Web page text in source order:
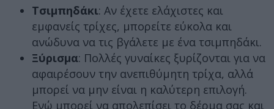
Τσιμπηδάκι: Αν έχετε ελάχιστες και
εμφανείς τρίχες, μπορείτε εύκολα και
ανώδυνα να τις βγάλετε με ένα τσιμπηδάκι.
Ξύρισμα: Πολλές γυναίκες ξυρίζονται για να
αφαιρέσουν την ανεπιθύμητη τρίχα, αλλά
μπορεί να μην είναι η καλύτερη επιλογή.
Ενώ μπορεί να απολεπίσει το δέρμα σας και